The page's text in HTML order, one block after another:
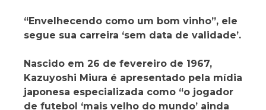
“Envelhecendo como um bom vinho”, ele
segue sua carreira ‘sem data de validade’.
Nascido em 26 de fevereiro de 1967,
Kazuyoshi Miura é apresentado pela mídia
japonesa especializada como “o jogador
de futebol ‘mais velho do mundo’ ainda